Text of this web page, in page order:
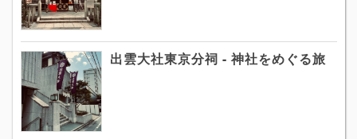
出雲大社東京分祠 - 神社をめぐる旅